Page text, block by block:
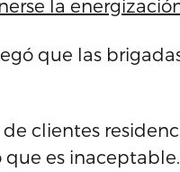
la
que las
clientes
es